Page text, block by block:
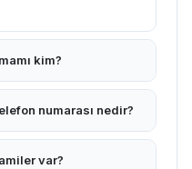
kim?
numarası nedir?
var?